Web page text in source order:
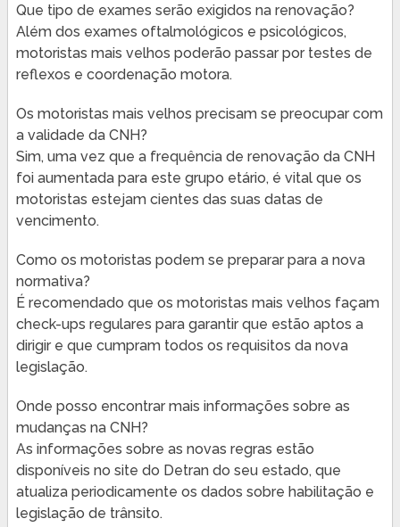
Que tipo de exames serão exigidos na renovação?
Além dos exames oftalmológicos e psicológicos,
motoristas mais velhos poderão passar por testes de
reflexos e coordenação motora.
Os motoristas mais velhos precisam se preocupar com
a validade da CNH?
Sim, uma vez que a frequência de renovação da CNH
foi aumentada para este grupo etário, é vital que os
motoristas estejam cientes das suas datas de
vencimento.
Como os motoristas podem se preparar para a nova
normativa?
É recomendado que os motoristas mais velhos façam
check-ups regulares para garantir que estão aptos a
dirigir e que cumpram todos os requisitos da nova
legislação.
Onde posso encontrar mais informações sobre as
mudanças na CNH?
As informações sobre as novas regras estão
disponíveis no site do Detran do seu estado, que
atualiza periodicamente os dados sobre habilitação e
legislação de trânsito.